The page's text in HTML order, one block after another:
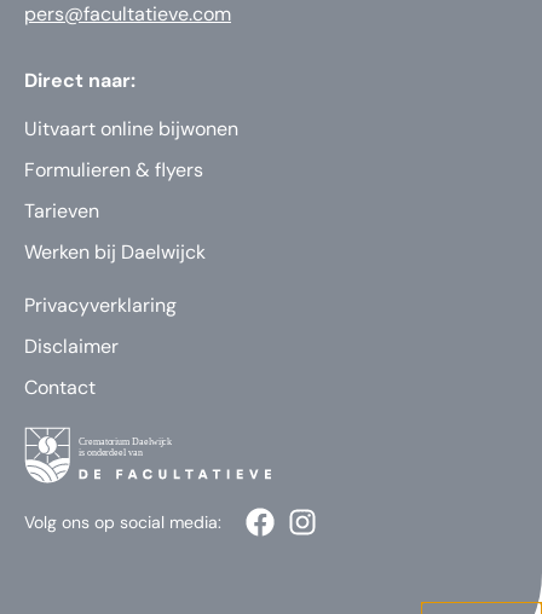
pers@facultatieve.com
Direct naar:
Uitvaart online bijwonen
Formulieren & flyers
Tarieven
Werken bij Daelwijck
Privacyverklaring
Disclaimer
Contact
Volg ons op social media: